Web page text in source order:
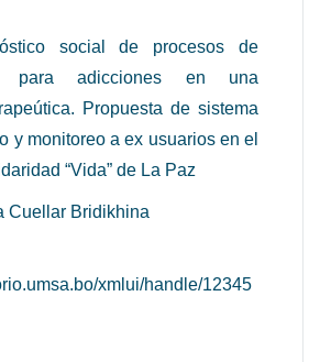
social de procesos de
para adicciones en una
Propuesta de sistema
y monitoreo a ex usuarios en el
“Vida” de La Paz
Cuellar Bridikhina
xmlui/handle/12345